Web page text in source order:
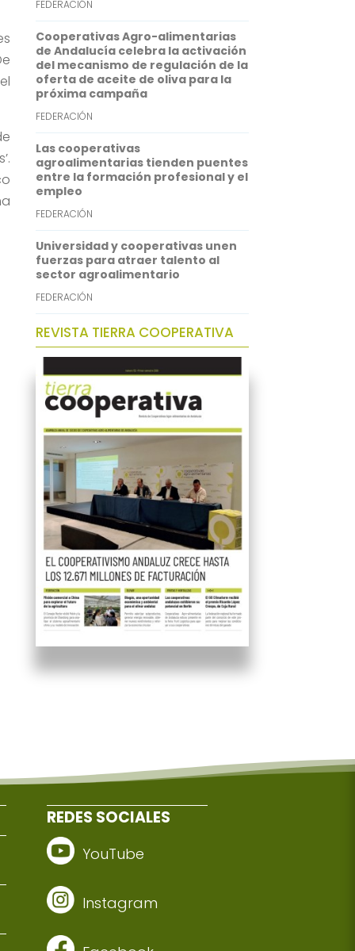
p
p
d
I
n
FEDERACIÓN
Cooperativas Agro-alimentarias
de Andalucía celebra la activación
del mecanismo de regulación de la
oferta de aceite de oliva para la
próxima campaña
FEDERACIÓN
Las cooperativas
agroalimentarias tienden puentes
entre la formación profesional y el
empleo
FEDERACIÓN
Universidad y cooperativas unen
fuerzas para atraer talento al
sector agroalimentario
FEDERACIÓN
REVISTA TIERRA COOPERATIVA
REDES SOCIALES
YouTube
Instagram